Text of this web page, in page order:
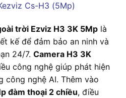
trời Ezviz H3 3K 5Mp là
kế để đảm bảo an ninh và
24/7. Camera H3 3K
công nghệ giúp phát hiện
công nghệ AI. Thêm vào
đàm thoại 2 chiều, điều